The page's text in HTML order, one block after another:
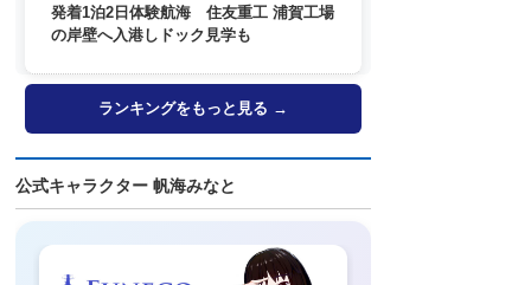
発着1泊2日体験航海 住友重工 浦賀工場
の岸壁へ入港しドック見学も
ランキングをもっと見る →
公式キャラクター 帆海みなと